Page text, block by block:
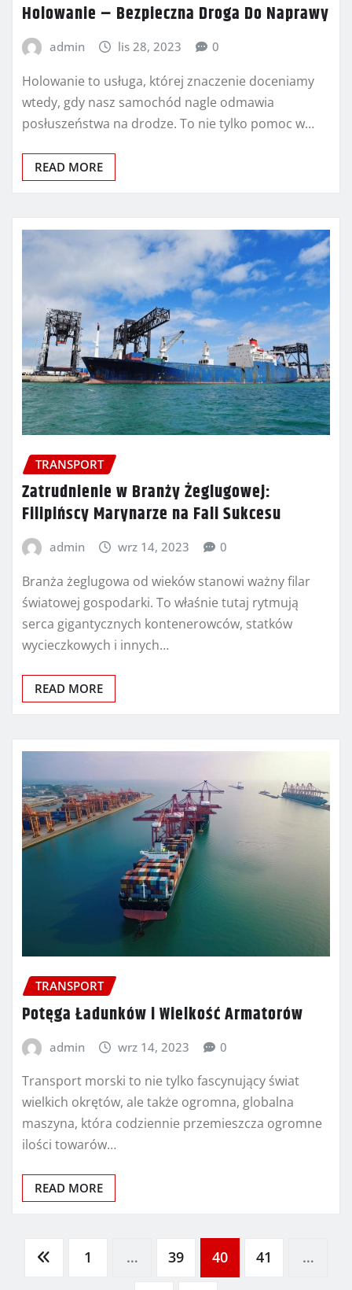
Holowanie – Bezpieczna Droga Do Naprawy
admin lis 28, 2023 0
Holowanie to usługa, której znaczenie doceniamy
wtedy, gdy nasz samochód nagle odmawia
posłuszeństwa na drodze. To nie tylko pomoc w…
READ MORE
TRANSPORT
Zatrudnienie w Branży Żeglugowej:
Filipińscy Marynarze na Fali Sukcesu
admin wrz 14, 2023 0
Branża żeglugowa od wieków stanowi ważny filar
światowej gospodarki. To właśnie tutaj rytmują
serca gigantycznych kontenerowców, statków
wycieczkowych i innych…
READ MORE
TRANSPORT
Potęga Ładunków i Wielkość Armatorów
admin wrz 14, 2023 0
Transport morski to nie tylko fascynujący świat
wielkich okrętów, ale także ogromna, globalna
maszyna, która codziennie przemieszcza ogromne
ilości towarów…
READ MORE
Stronicowanie
1 … 39 40 41 …